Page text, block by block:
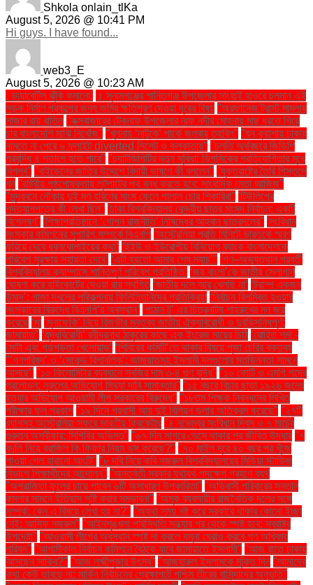
Shkola onlain_tlKa
August 5, 2026 @ 10:41 PM
Hi guys. I have found...
web3_E
August 5, 2026 @ 10:23 AM
. ডায়াবেটিস ঝুঁকি কমানো:
। সুনামগঞ্জের শান্তিগঞ্জ উপজেলার সাংহাই হাওরে চলমান এই
সড়ক নির্মাণ প্রকল্পের জন্য জমির ক্ষতিপূরণ দেওয়া দূরের বিষয় ''অরফানেজ ট্রাস্ট মামলায়
সাজার রায় বাতিল ''কক্সবাজারের টেকনাফ উপজেলার নাফ নদীর মোহনায় মাছ ধরতে গিয়ে
চার বাংলাদেশি মাঝি নিখোঁজ'' ''খুলনায় ‘নাটুকে’ পার্কে জলবায়ু তহবিল'' ''ঘন কুয়াশায় ঢাকায়
নামতে না পেরে ৬ ফ্লাইট diverted সিলেট ও কলকাতায়'' ''চলতি অর্থবছরে জিডিপি
প্রবৃদ্ধি ৪ শতাংশ হতে পারে'' ''চ্যাটজিপিটির নতুন সুবিধা: ডিপসিকের প্রতিযোগিতার মুখে
বিপ্লব'' ''বাইডেনের জাতির উদ্দেশে বিদায়ী ভাষণে কী বললেন'' ''যুক্তরাষ্ট্রে তৈরি পিস্তলে
খুন ''রাষ্ট্রীয় পৃষ্ঠপোষকতায় লুটপাটের পথ বন্ধ করতে হবে: সাংবাদিক নেতা আজিজ"
''সুন্দরবনে নৌকায় দুই মণ হরিণের মাংস ফেলে পালাল চোর শিকারিরা'' 'টিউলিপের
পদত্যাগপত্রে কী লেখা ছিল'' 'ঢাকা বিশ্ববিদ্যালয় কেন্দ্রীয় ছাত্র সংসদ নির্বাচন: একটি
বিশ্লেষণ'' 'শিক্ষাপ্রতিষ্ঠানে ‘গোপন রাজনীতি’ নিষিদ্ধের আহ্বান ছাত্রদলের'' 'সংবিধান
সংস্কার কমিশনের সুপারিশ সম্পর্কে বিএনপি ‘অস্ট্রেলিয়া প্রতি মিনিটে ভারতকে স্মরণ
করিয়ে দেবে ধবলধোলাইয়ের কথা’ ‘ইইউ ও ইউরোপীয় বিনিয়োগ ব্যাংক বাংলাদেশকে
পরিবেশ সুরক্ষায় সহায়তা দেবে’ ‘এটা হয়তো আমার শেষ ম্যাচ’" ‘গণ–অভ্যুত্থান পরবর্তী
বিশ্ববিদ্যালয় ক্যাম্পাসে শান্তিপূর্ণ পরিবেশ প্রতিষ্ঠিত’ ‘জয় বাংলা’কে জাতীয় স্লোগান
ঘোষণা করে হাইকোর্টের দেওয়া রায় স্থগিত ‘জাতীয় দলে আর খেলছি না’ ‘ট্রাম্প একজন
উন্মাদ’: গাজা দখলের পরিকল্পনায় ফিলিস্তিনিদের প্রতিক্রিয়া ‘নির্বাচন বিলম্বিত হওয়ার
সংস্কারের বিরুদ্ধে বিএনপি’র অবস্থান’ ‘পাঠান টু’ এর চিত্রনাট্য শাহরুখের মন জয়
করেছে ‘মা ‘মুনাফেকি’ নিয়ে রিজভীর মন্তব্য জাতীয় ঐক্যবিরোধী ও দুরভিসন্ধিপূর্ণ:
জামায়াত" ‘যুদ্ধবিরোধী’ রবীন্দ্রনাথ ঠাকুরের কাছে এক ইংরেজ মায়ের চিঠি ‘রোহিত শর্মা -
মোটা এবং গড়পড়তা খেলোয়াড়’ ‘শিবিরের কমিটি’তে থাকার বিষয়ে পূজা চেরির বক্তব্য
"‘গণপরিষদ’ ও ‘সেকেন্ড রিপাবলিক’: জামায়াতসহ ইসলামী দলগুলোর মতভিন্নতা সামনে
আসছে" "১০ কিলোমিটার ব্যবধানে সবজির দাম ৩-৪ গুণ বৃদ্ধি" "১০ কোটি ও এমপি পদের
প্রলোভন: নুরুলের অভিযোগ মিথ্যা দাবি সামান্তার" "১৫ বছরে বিচার ছাড়া ১৯২৬ জনের
হত্যার অভিযোগ আওয়ামী লীগ সরকারের বিরুদ্ধে" "১৮তম শিক্ষক নিবন্ধনের লিখিত
পরীক্ষার ফল প্রকাশ "১৯ দিনে প্রবাসী আয় দুই বিলিয়ন ডলার অতিক্রম করেছে" "২৭টি
ব্যাগসহ অস্ট্রেলিয়া সফরে ভারতীয় ক্রিকেটার "৪ নভেম্বর সংবিধান দিবস ও ৭ মার্চের
গুরুত্ব অস্বীকার: সিপিবির অভিমত" "৬৭ দিন সাগরে ভেসে থাকার পর জীবিত উদ্ধার "৭
বদলি নিয়ে ব্রাজিল কি ফিফার নিয়ম ভঙ্গ করেছে?" "৭০ মাইল দূরে ৪০ বছর পর খুঁজে
পাওয়া গেল হারানো আংটি" "৮ দবি নিয়ে কবি নজরুল বিশ্ববিদ্যালয়ের মিডিয়া স্টাডিজ
বিভাগে শিক্ষার্থীদের আন্দোলন" "অন্তর্বর্তী সরকার যথাযথ পদক্ষেপ গ্রহণে ব্যর্থ
"অপরাজিতা ফুলের চায়ে পাবেন ৬টি অসাধারণ উপকারিতা" "অভিবাসী পরিবারের সন্তান
কমলার সামনে ইতিহাস সৃষ্টি করার সম্ভাবনা" "অমুক ব্যবসায়ীর রাজনৈতিক দলের সঙ্গে
সম্পর্ক: কেন এ বিষয়ে লেখা হয় না?" "অযথা সময় নষ্ট করে সরকারে থাকার কোনো ইচ্ছা
নেই: আসিফ নজরুল" "আইনশৃঙ্খলা পরিস্থিতি সন্ধ্যার পর থেকে স্পষ্ট হবে: স্বরাষ্ট্র
উপদেষ্টা" "আওয়ামী লীগের অবস্থান স্পষ্ট না করলে যমুনা ঘেরাও করবে গণ অধিকার
পরিষদ" "আগামীকাল নির্বাচন কমিশনে বৈঠকে যাবে জামায়াতে ইসলামী" "আজ রাতে ঢাকায়
আসছেন সাকিব?" "আজ লক্ষ্মীপূজার উৎসব" "আজহারুল ইসলামকে মুক্তি দিন "আমাদের
কথা কেউ ভাবছে না: মার্কিন নির্বাচনের প্রেক্ষাপটে পশ্চিম তীরের বাসিন্দাদের অনুভূতি"